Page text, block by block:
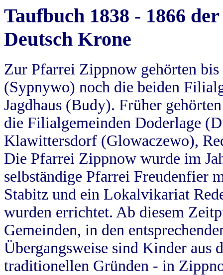
Taufbuch 1838 - 1866
Deutsch Krone
Zur Pfarrei Zippnow gehörten
(Sypnywo) noch die beiden
Jagdhaus (Budy). Früher
die Filialgemeinden Doderlage
Klawittersdorf (Glowaczewo),
Die Pfarrei Zippnow wurde im
selbständige Pfarrei Freudenfier
Stabitz und ein Lokalvikariat
wurden errichtet. Ab diesem
Gemeinden, in den
Übergangsweise sind Kinder aus
traditionellen Gründen - in